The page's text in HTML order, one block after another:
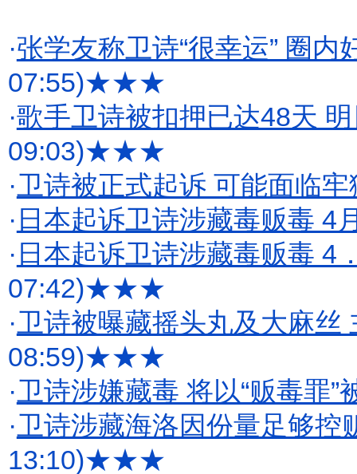
·张学友称卫诗“很幸运” 圈内
07:55)★★★
·歌手卫诗被扣押已达48天
09:03)★★★
·卫诗被正式起诉 可能面临牢
· 日本起诉卫诗涉藏毒贩毒 4
· 日本起诉卫诗涉藏毒贩毒 4
07:42)★★★
·卫诗被曝藏摇头丸及大麻丝
08:59)★★★
·卫诗涉嫌藏毒 将以“贩毒罪”
·卫诗涉藏海洛因份量足够控
13:10)★★★